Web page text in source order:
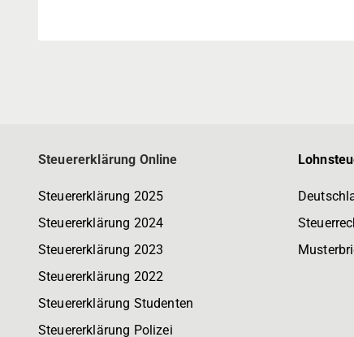
Steuererklärung Online
Steuererklärung 2025
Steuererklärung 2024
Steuererklärung 2023
Steuererklärung 2022
Steuererklärung Studenten
Steuererklärung Polizei